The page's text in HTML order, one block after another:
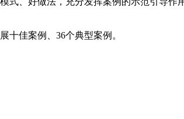
佳案例、36个典型案例。